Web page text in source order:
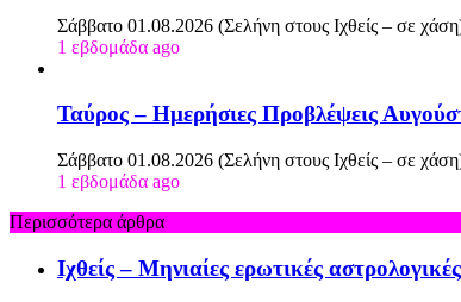
Σάββατο 01.08.2026 (Σελήνη στους Ιχθείς – σε
1 εβδομάδα ago
Ταύρος – Ημερήσιες Προβλέψεις
Σάββατο 01.08.2026 (Σελήνη στους Ιχθείς – σε
1 εβδομάδα ago
Περισσότερα άρθρα
Ιχθείς – Μηνιαίες ερωτικές